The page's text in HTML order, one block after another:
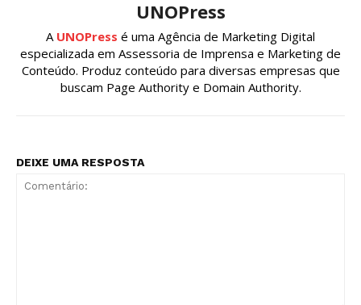
UNOPress
A UNOPress é uma Agência de Marketing Digital
especializada em Assessoria de Imprensa e Marketing de
Conteúdo. Produz conteúdo para diversas empresas que
buscam Page Authority e Domain Authority.
DEIXE UMA RESPOSTA